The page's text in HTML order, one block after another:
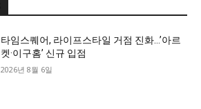
타임스퀘어, 라이프스타일 거점 진화…’아르
켓·이구홈’ 신규 입점
2026년 8월 6일